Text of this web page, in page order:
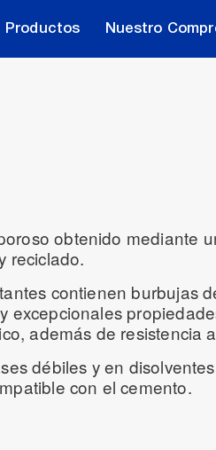
Productos Nuestro
obtenido mediante
reciclado.
contienen burbujas
excepcionales
además de resistencia
débiles y en
con el cemento.